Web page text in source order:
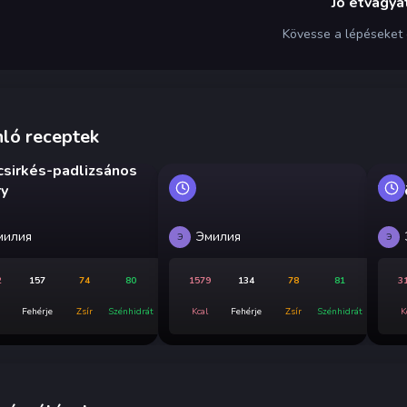
Kövesse a lépéseket
receptek
padlizsános
157
Fehérje
74
Zsír
80
Szénhidrát
Э Эмилия
1579
Kcal
134
Fehérje
78
Zsír
81
Szénhidrát
Э